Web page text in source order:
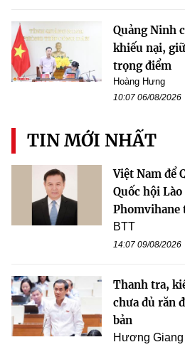
Quảng Ninh
khiếu nại,
trọng điểm
Hoàng Hưng
10:07 06/08/2026
TIN MỚI NHẤT
Việt Nam để
Quốc hội
Phomvihane
BTT
14:07 09/08/2026
Thanh tra,
chưa đủ răn
bản
Hương Giang